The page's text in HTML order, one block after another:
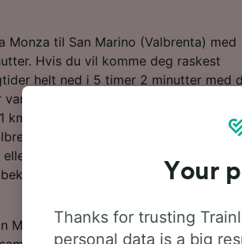
Monza til San Marino (Valbrenta) med
Hvis du vil komme deg raskest
helt ned i 5 timer 2 minutter med
rundt 29 tog per dag langs
km. Du må foreta 2 bytter underveis
Du kan reise langs denne ruten
Italo. Begge togselskapene driver
og masser av plass til
Marino (Valbrenta) er vanligvis
Your
Thanks for trusting
personal data is a big